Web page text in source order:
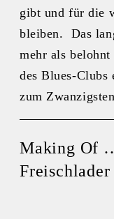
gibt und für die
bleiben. Das
mehr als
des Blues-Clubs
zum
Making
Freischlader